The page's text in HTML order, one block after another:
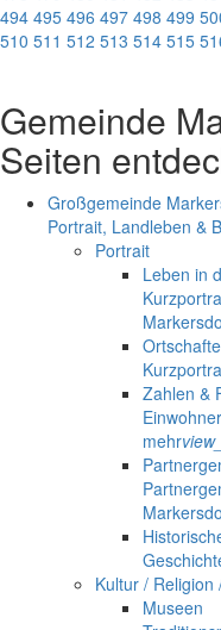
494 495 496 497 498 499
510 511 512 513 514 515
Gemeinde
Seiten
Großgemeinde
Portrait, Landleben &
Portrait
Leben in
Zahlen &
mehr
Kultur / Religion
Museen